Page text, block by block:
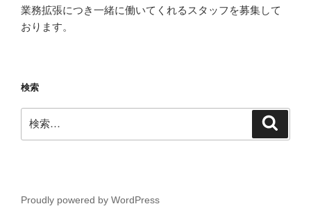
業務拡張につき一緒に働いてくれるスタッフを募集して
おります。
検索
索:
Proudly powered by WordPress